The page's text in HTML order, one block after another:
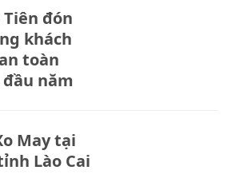
đón
khách
toàn
năm
May tại
Lào Cai